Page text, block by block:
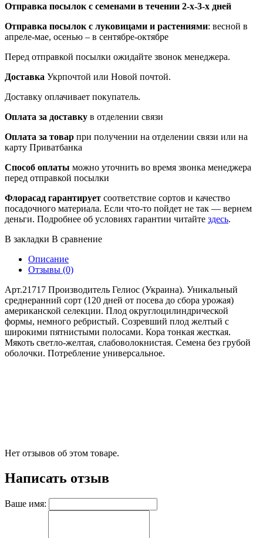
Отправка посылок с семенами в течении 2-х-3-х дней
Отправка посылок с луковицами и растениями: весной в
апреле-мае, осенью – в сентябре-октябре
Перед отправкой посылки ожидайте звонок менеджера.
Доставка Укрпочтой или Новой почтой.
Доставку оплачивает покупатель.
Оплата за доставку в отделении связи
Оплата за товар при получении на отделении связи или на
карту Приватбанка
Способ оплаты можно уточнить во время звонка менеджера
перед отправкой посылки
Флорасад гарантирует соответствие сортов и качество
посадочного материала. Если что-то пойдет не так — вернем
деньги. Подробнее об условиях гарантии читайте здесь.
В закладки В сравнение
Описание
Отзывы (0)
Арт.21717 Производитель Гелиос (Украина). Уникальный
среднеранний сорт (120 дней от посева до сбора урожая)
американской селекции. Плод округлоцилиндрической
формы, немного ребристый. Созревший плод желтый с
широкими пятнистыми полосами. Кора тонкая жесткая.
Мякоть светло-желтая, слабоволокнистая. Семена без грубой
оболочки. Потребление универсальное.
Нет отзывов об этом товаре.
Написать отзыв
Ваше имя: